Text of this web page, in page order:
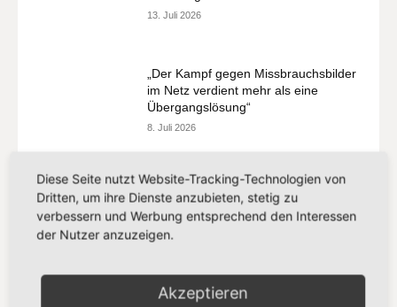
13. Juli 2026
„Der Kampf gegen Missbrauchsbilder
im Netz verdient mehr als eine
Übergangslösung“
8. Juli 2026
Zölle“
8. Juli 2026
Diese Seite nutzt Website-Tracking-Technologien von
Dritten, um ihre Dienste anzubieten, stetig zu
verbessern und Werbung entsprechend den Interessen
der Nutzer anzuzeigen.
Akzeptieren